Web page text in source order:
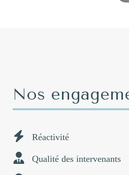
Nos
Réactivité
Qualité des intervenants